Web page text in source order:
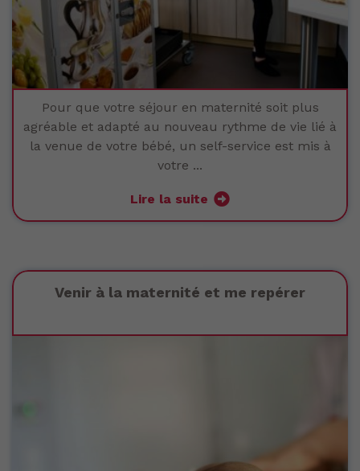
Pour que votre séjour en maternité soit plus
agréable et adapté au nouveau rythme de vie lié à
la venue de votre bébé, un self-service est mis à
votre ...
Lire la suite
Venir à la maternité et me repérer